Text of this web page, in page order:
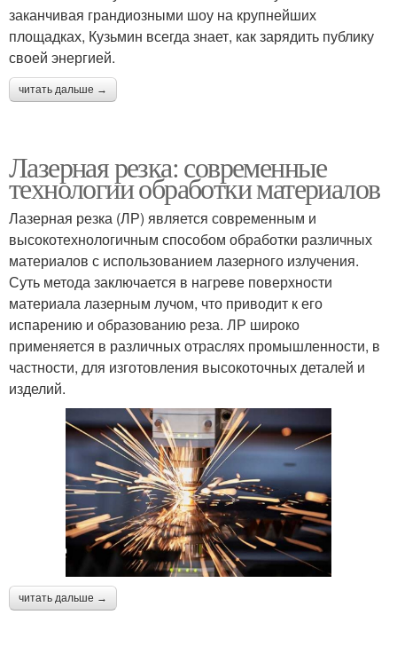
заканчивая грандиозными шоу на крупнейших
площадках, Кузьмин всегда знает, как зарядить публику
своей энергией.
читать дальше →
Лазерная резка: современные
технологии обработки материалов
Лазерная резка (ЛР) является современным и
высокотехнологичным способом обработки различных
материалов с использованием лазерного излучения.
Суть метода заключается в нагреве поверхности
материала лазерным лучом, что приводит к его
испарению и образованию реза. ЛР широко
применяется в различных отраслях промышленности, в
частности, для изготовления высокоточных деталей и
изделий.
читать дальше →